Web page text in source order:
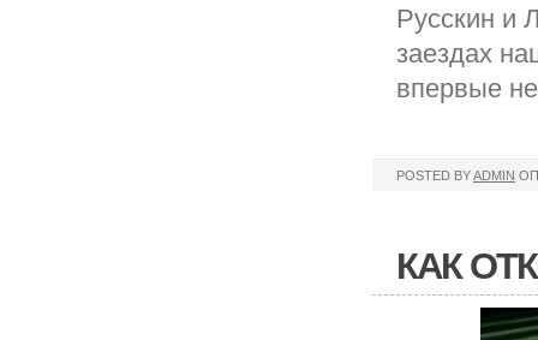
Русскин и
заездах
впервые
POSTED BYADMIN
КАК